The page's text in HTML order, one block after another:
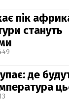
пік
стануть
де